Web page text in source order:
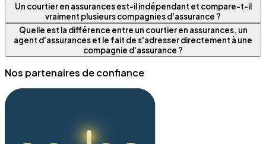
Un courtier en assurances est-il indépendant et compare-t-il
vraiment plusieurs compagnies d'assurance ?
Quelle est la différence entre un courtier en assurances, un
agent d'assurances et le fait de s'adresser directement à une
compagnie d'assurance ?
Nos partenaires de confiance